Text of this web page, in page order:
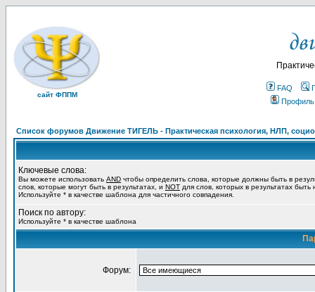
сайт ФППМ
FAQ
Профиль
Список форумов Движение ТИГЕЛЬ - Практическая психология, НЛП,
Ключевые слова:
Вы можете использовать AND чтобы определить слова, которые должны быть в
слов, которые могут быть в результатах, и NOT для слов, которых в результатах
Используйте * в качестве шаблона для частичного совпадения.
Поиск по автору:
Используйте * в качестве шаблона
Форум: